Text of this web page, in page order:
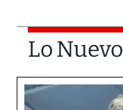
Lo Nuevo